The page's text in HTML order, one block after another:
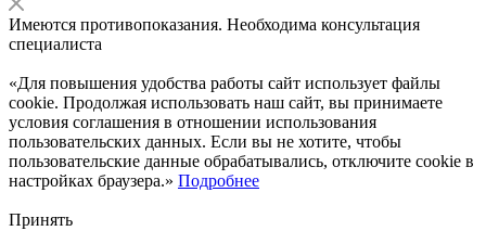
Имеются противопоказания. Необходима консультация
специалиста
«Для повышения удобства работы сайт использует файлы
cookie. Продолжая использовать наш сайт, вы принимаете
условия соглашения в отношении использования
пользовательских данных. Если вы не хотите, чтобы
пользовательские данные обрабатывались, отключите cookie в
настройках браузера.» Подробнее
Принять